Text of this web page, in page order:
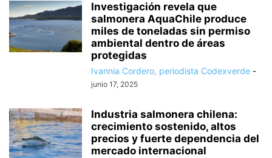
Investigación revela que
salmonera AquaChile produce
miles de toneladas sin permiso
ambiental dentro de áreas
protegidas
Ivannia Cordero, periodista Codexverde -
junio 17, 2025
Industria salmonera chilena:
crecimiento sostenido, altos
precios y fuerte dependencia del
mercado internacional